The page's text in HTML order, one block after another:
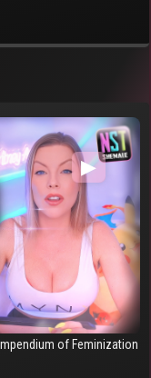
▶
of Feminization